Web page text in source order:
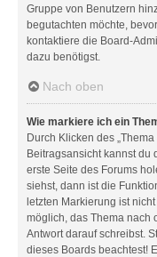
Gruppe von Benutzern
begutachten möchte,
kontaktiere die Board-
dazu benötigst.
Nach oben
Wie markiere ich ein
Durch Klicken des
Beitragsansicht kannst du
erste Seite des Forums
siehst, dann ist die
letzten Markierung ist
möglich, das Thema nach
Antwort darauf schreibst.
dieses Boards beachtest!